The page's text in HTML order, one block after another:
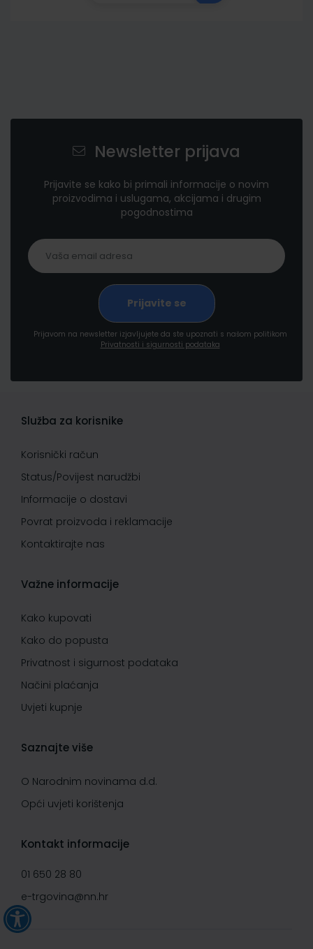
Newsletter prijava
Prijavite se kako bi primali informacije o novim
proizvodima i uslugama, akcijama i drugim
pogodnostima
Prijavom na newsletter izjavljujete da ste upoznati s našom politikom
Privatnosti i sigurnosti podataka
Služba za korisnike
Korisnički račun
Status/Povijest narudžbi
Informacije o dostavi
Povrat proizvoda i reklamacije
Kontaktirajte nas
Važne informacije
Kako kupovati
Kako do popusta
Privatnost i sigurnost podataka
Načini plaćanja
Uvjeti kupnje
Saznajte više
O Narodnim novinama d.d.
Opći uvjeti korištenja
Kontakt informacije
01 650 28 80
e-trgovina@nn.hr